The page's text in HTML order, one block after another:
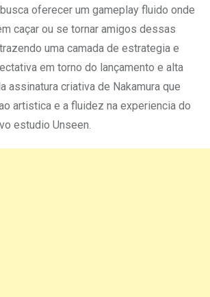
oferecer um gameplay fluido onde
caçar ou se tornar amigos dessas
uma camada de estrategia e
em torno do lançamento e alta
assinatura criativa de Nakamura que
artistica e a fluidez na experiencia do
estudio Unseen.